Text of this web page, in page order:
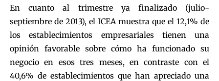
En cuanto al trimestre ya finalizado (julio-
septiembre de 2013), el ICEA muestra que el 12,1% de
los establecimientos empresariales tienen una
opinión favorable sobre cómo ha funcionado su
negocio en esos tres meses, en contraste con el
40,6% de establecimientos que han apreciado una